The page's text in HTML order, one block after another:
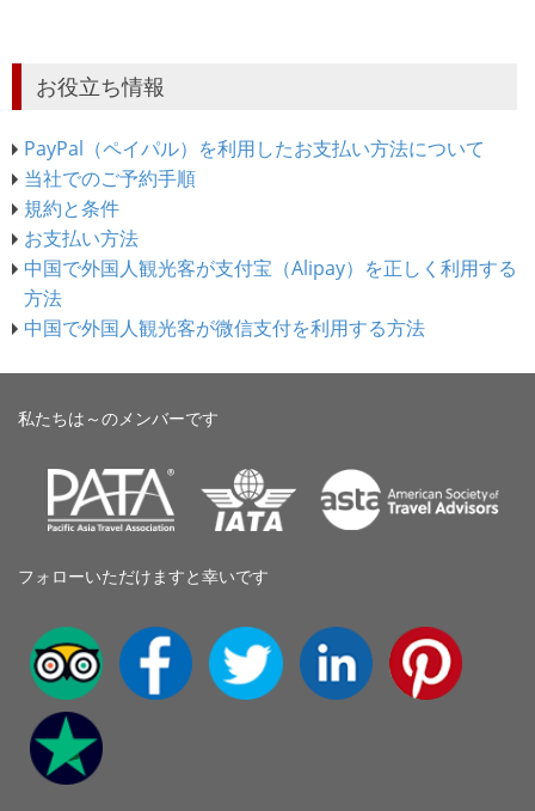
お役立ち情報
PayPal（ペイパル）を利用したお支払い方法について
当社でのご予約手順
規約と条件
お支払い方法
中国で外国人観光客が支付宝（Alipay）を正しく利用する
方法
中国で外国人観光客が微信支付を利用する方法
私たちは～のメンバーです
フォローいただけますと幸いです